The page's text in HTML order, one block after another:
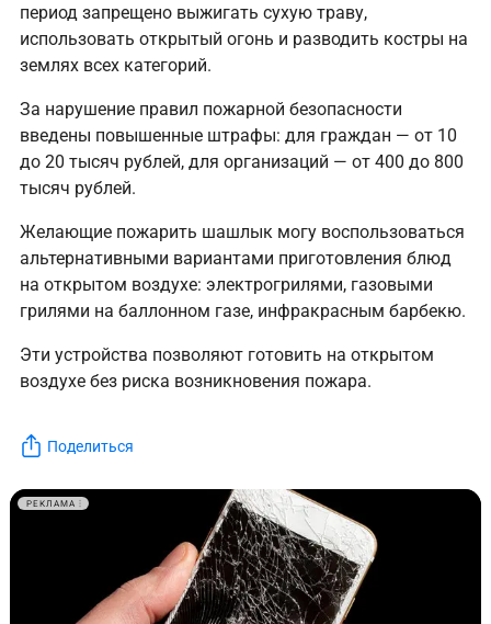
период запрещено выжигать сухую траву,
использовать открытый огонь и разводить костры на
землях всех категорий.
За нарушение правил пожарной безопасности
введены повышенные штрафы: для граждан — от 10
до 20 тысяч рублей, для организаций — от 400 до 800
тысяч рублей.
Желающие пожарить шашлык могу воспользоваться
альтернативными вариантами приготовления блюд
на открытом воздухе: электрогрилями, газовыми
грилями на баллонном газе, инфракрасным барбекю.
Эти устройства позволяют готовить на открытом
воздухе без риска возникновения пожара.
Поделиться
РЕКЛАМА